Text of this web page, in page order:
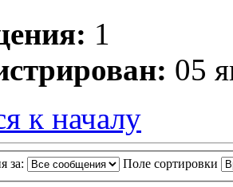
1
05
к началу
за: Поле сортировки